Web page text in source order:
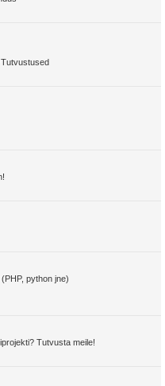
Tutvustused
python jne)
Tutvusta meile!